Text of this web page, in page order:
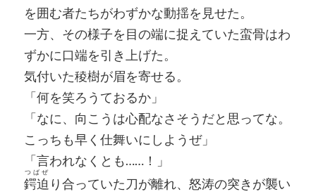
を囲む者たちがわずかな動揺を見せた。
一方、その様子を目の端に捉えていた蛮骨はわ
ずかに口端を引き上げた。
気付いた稜樹が眉を寄せる。
「何を笑ろうておるか」
「なに、向こうは心配なさそうだと思ってな。
こっちも早く仕舞いにしようぜ」
「言われなくとも……！」
鍔迫
つばぜ
り合っていた刀が離れ、怒涛の突きが襲い